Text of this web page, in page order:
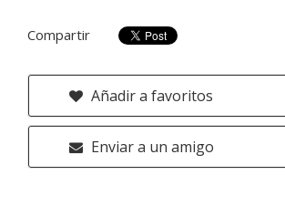
Compartir
Añadir a favoritos
Enviar a un amigo